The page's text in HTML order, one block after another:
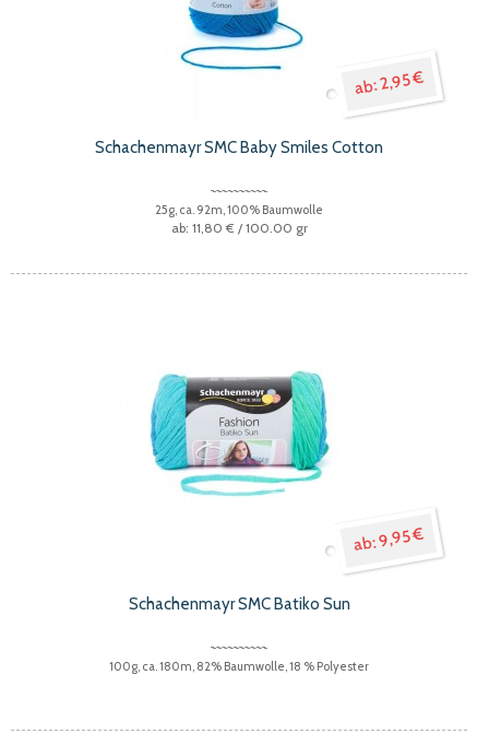
2,95 €
Schachenmayr SMC Baby Smiles Cotton
25g, ca. 92m, 100% Baumwolle
11,80 € / 100.00 gr
9,95 €
Schachenmayr SMC Batiko Sun
100g, ca. 180m, 82% Baumwolle, 18 % Polyester